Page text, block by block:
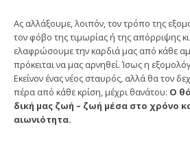
Ας αλλάξουμε, λοιπόν, τον τρόπο της
τον φόβο της τιμωρίας ή της απόρριψης
ελαφρώσουμε την καρδιά μας από κάθε
πρόκειται να μας αρνηθεί. Ίσως η
Εκείνον ένας νέος σταυρός, αλλά θα τον
πέρα από κάθε κρίση, μέχρι θανάτου: Ο
δική μας ζωή – ζωή μέσα στο χρόνο
αιωνιότητα.